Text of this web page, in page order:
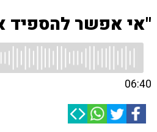
"אי אפשר להספיד
06:40